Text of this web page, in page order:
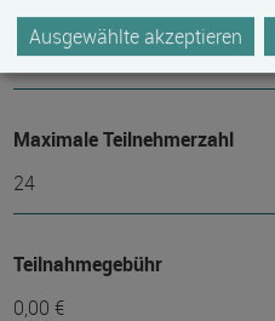
Mindest­teilnehmer­anzahl
12
Maximale Teilnehmerzahl
24
Teilnahmegebühr
0,00 €
Ausgewählte akzeptieren